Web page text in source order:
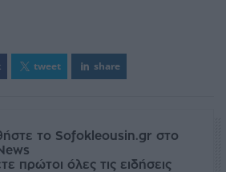
tweet share
το Sofokleousin.gr στο
πρώτοι όλες τις ειδήσεις